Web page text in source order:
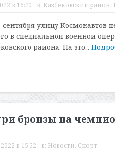
в 16:20 в: Казбековский район,
улицу Космонавтов
в специальной военной
района. На это...
бронзы на
в 15:52 в: Новости, Спорт